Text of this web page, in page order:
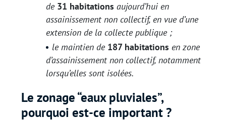
de 31 habitations aujourd’hui en
assainissement non collectif, en vue d’une
extension de la collecte publique ;
le maintien de 187 habitations en zone
d’assainissement non collectif, notamment
lorsqu’elles sont isolées.
Le zonage “eaux pluviales”,
pourquoi est-ce important ?